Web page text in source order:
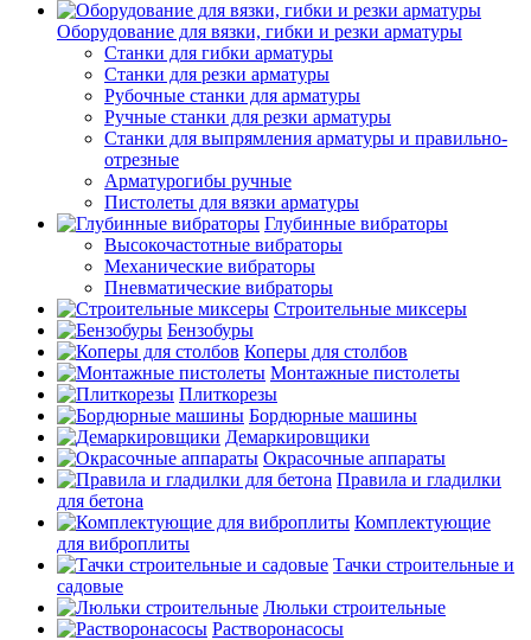
Оборудование для вязки, гибки и резки арматуры
Станки для гибки арматуры
Станки для резки арматуры
Рубочные станки для арматуры
Ручные станки для резки арматуры
Станки для выпрямления арматуры и правильно-
отрезные
Арматурогибы ручные
Пистолеты для вязки арматуры
Глубинные вибраторы
Высокочастотные вибраторы
Механические вибраторы
Пневматические вибраторы
Строительные миксеры
Бензобуры
Коперы для столбов
Монтажные пистолеты
Плиткорезы
Бордюрные машины
Демаркировщики
Окрасочные аппараты
Правила и гладилки
для бетона
Комплектующие
для виброплиты
Тачки строительные и
садовые
Люльки строительные
Растворонасосы